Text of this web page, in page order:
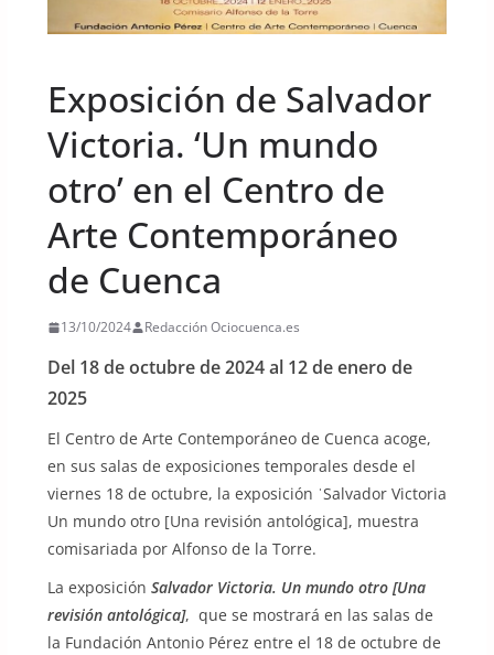
Exposición de Salvador
Victoria. ‘Un mundo
otro’ en el Centro de
Arte Contemporáneo
de Cuenca
13/10/2024 Redacción Ociocuenca.es
Del 18 de octubre de 2024 al 12 de enero de
2025
El Centro de Arte Contemporáneo de Cuenca acoge,
en sus salas de exposiciones temporales desde el
viernes 18 de octubre, la exposición ˈSalvador Victoria
Un mundo otro [Una revisión antológica], muestra
comisariada por Alfonso de la Torre.
La exposición Salvador Victoria. Un mundo otro [Una
revisión antológica], que se mostrará en las salas de
la Fundación Antonio Pérez entre el 18 de octubre de